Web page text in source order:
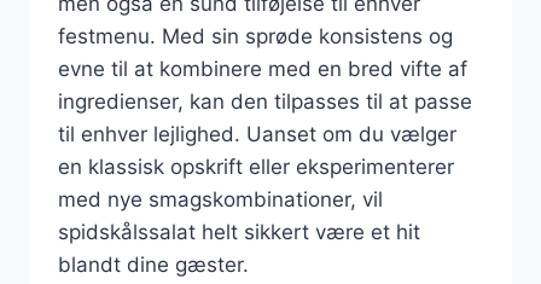
festmenu. Med sin sprøde konsistens og
evne til at kombinere med en bred vifte af
ingredienser, kan den tilpasses til at passe
til enhver lejlighed. Uanset om du vælger
en klassisk opskrift eller eksperimenterer
med nye smagskombinationer, vil
spidskålssalat helt sikkert være et hit
blandt dine gæster.